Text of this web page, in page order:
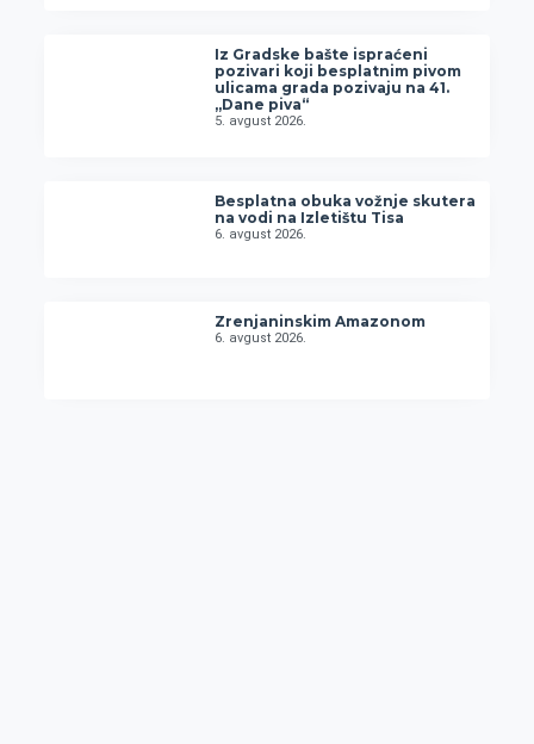
Iz Gradske bašte ispraćeni
pozivari koji besplatnim pivom
ulicama grada pozivaju na 41.
„Dane piva“
5. avgust 2026.
Besplatna obuka vožnje skutera
na vodi na Izletištu Tisa
6. avgust 2026.
Zrenjaninskim Amazonom
6. avgust 2026.